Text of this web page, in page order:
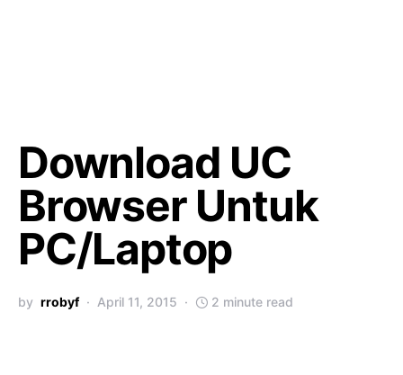
Download UC
Browser Untuk
PC/Laptop
by rrobyf April 11, 2015 2 minute read